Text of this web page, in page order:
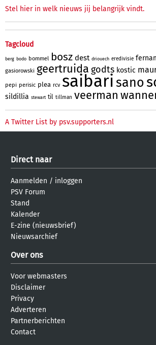
Stel hier in welk nieuws jij belangrijk vindt.
Tagcloud
berg bodo bommel bosz dest driouech eredivisie
gasiorowski geertruida godts kostic
pepi perisic plea rcv saibari sano
sildillia stewart til tillman veerman
A Twitter List by psv.supporters.nl
Direct naar
Aanmelden / inloggen
PSV Forum
Stand
Kalender
E-zine (nieuwsbrief)
Nieuwsarchief
Over ons
Voor webmasters
Disclaimer
Privacy
Adverteren
Partnerberichten
Contact